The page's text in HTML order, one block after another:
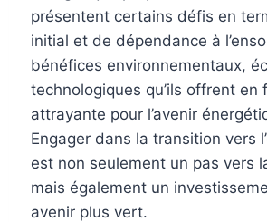
présentent certains défis en
initial et de dépendance à
bénéfices environnementaux,
technologiques qu’ils offrent en
attrayante pour l’avenir
Engager dans la transition vers
est non seulement un pas vers
mais également un
avenir plus vert.